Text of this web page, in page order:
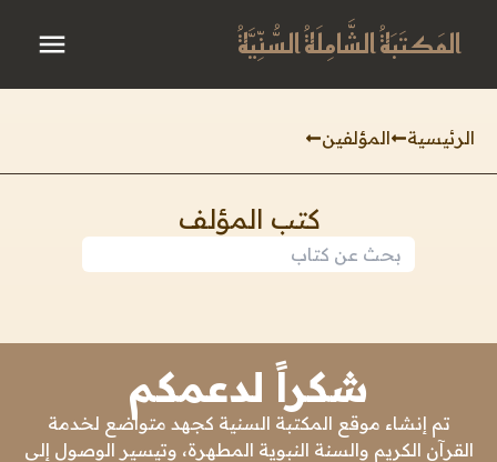
المَكتَبَةُ الشَّامِلَةُ السُّنِّيَّةُ
الرئيسية المؤلفين
كتب المؤلف
شكراً لدعمكم
تم إنشاء موقع المكتبة السنية كجهد متواضع لخدمة
القرآن الكريم والسنة النبوية المطهرة، وتيسير الوصول إلى